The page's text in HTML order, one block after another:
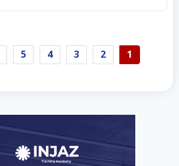
1
2
3
4
5